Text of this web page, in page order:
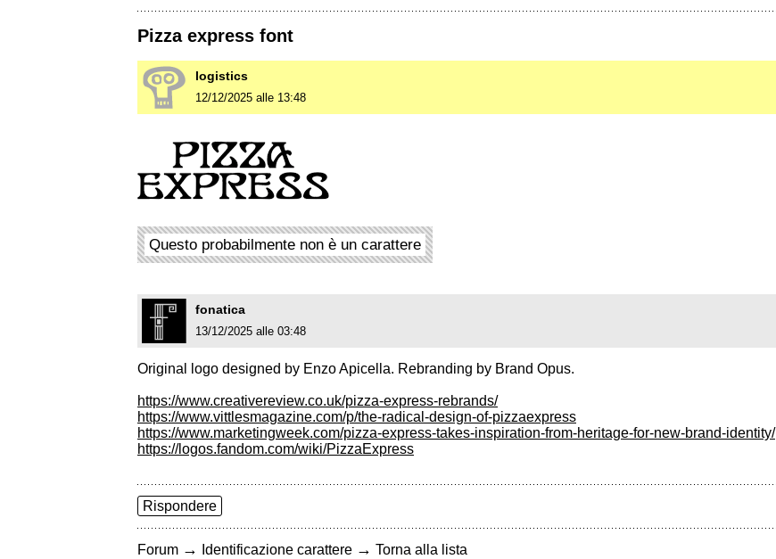
Pizza express font
logistics
12/12/2025 alle 13:48
Questo probabilmente non è un carattere
fonatica
13/12/2025 alle 03:48
Original logo designed by Enzo Apicella. Rebranding by Brand Opus.
https://www.creativereview.co.uk/pizza-express-rebrands/
https://www.vittlesmagazine.com/p/the-radical-design-of-pizzaexpress
https://www.marketingweek.com/pizza-express-takes-inspiration-from-heritage-for-new-brand-identity/
https://logos.fandom.com/wiki/PizzaExpress
Rispondere
Forum → Identificazione carattere → Torna alla lista